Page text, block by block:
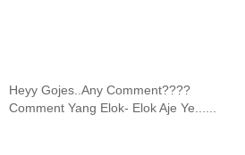
Heyy Gojes..Any Comment????
Comment Yang Elok- Elok Aje Ye......